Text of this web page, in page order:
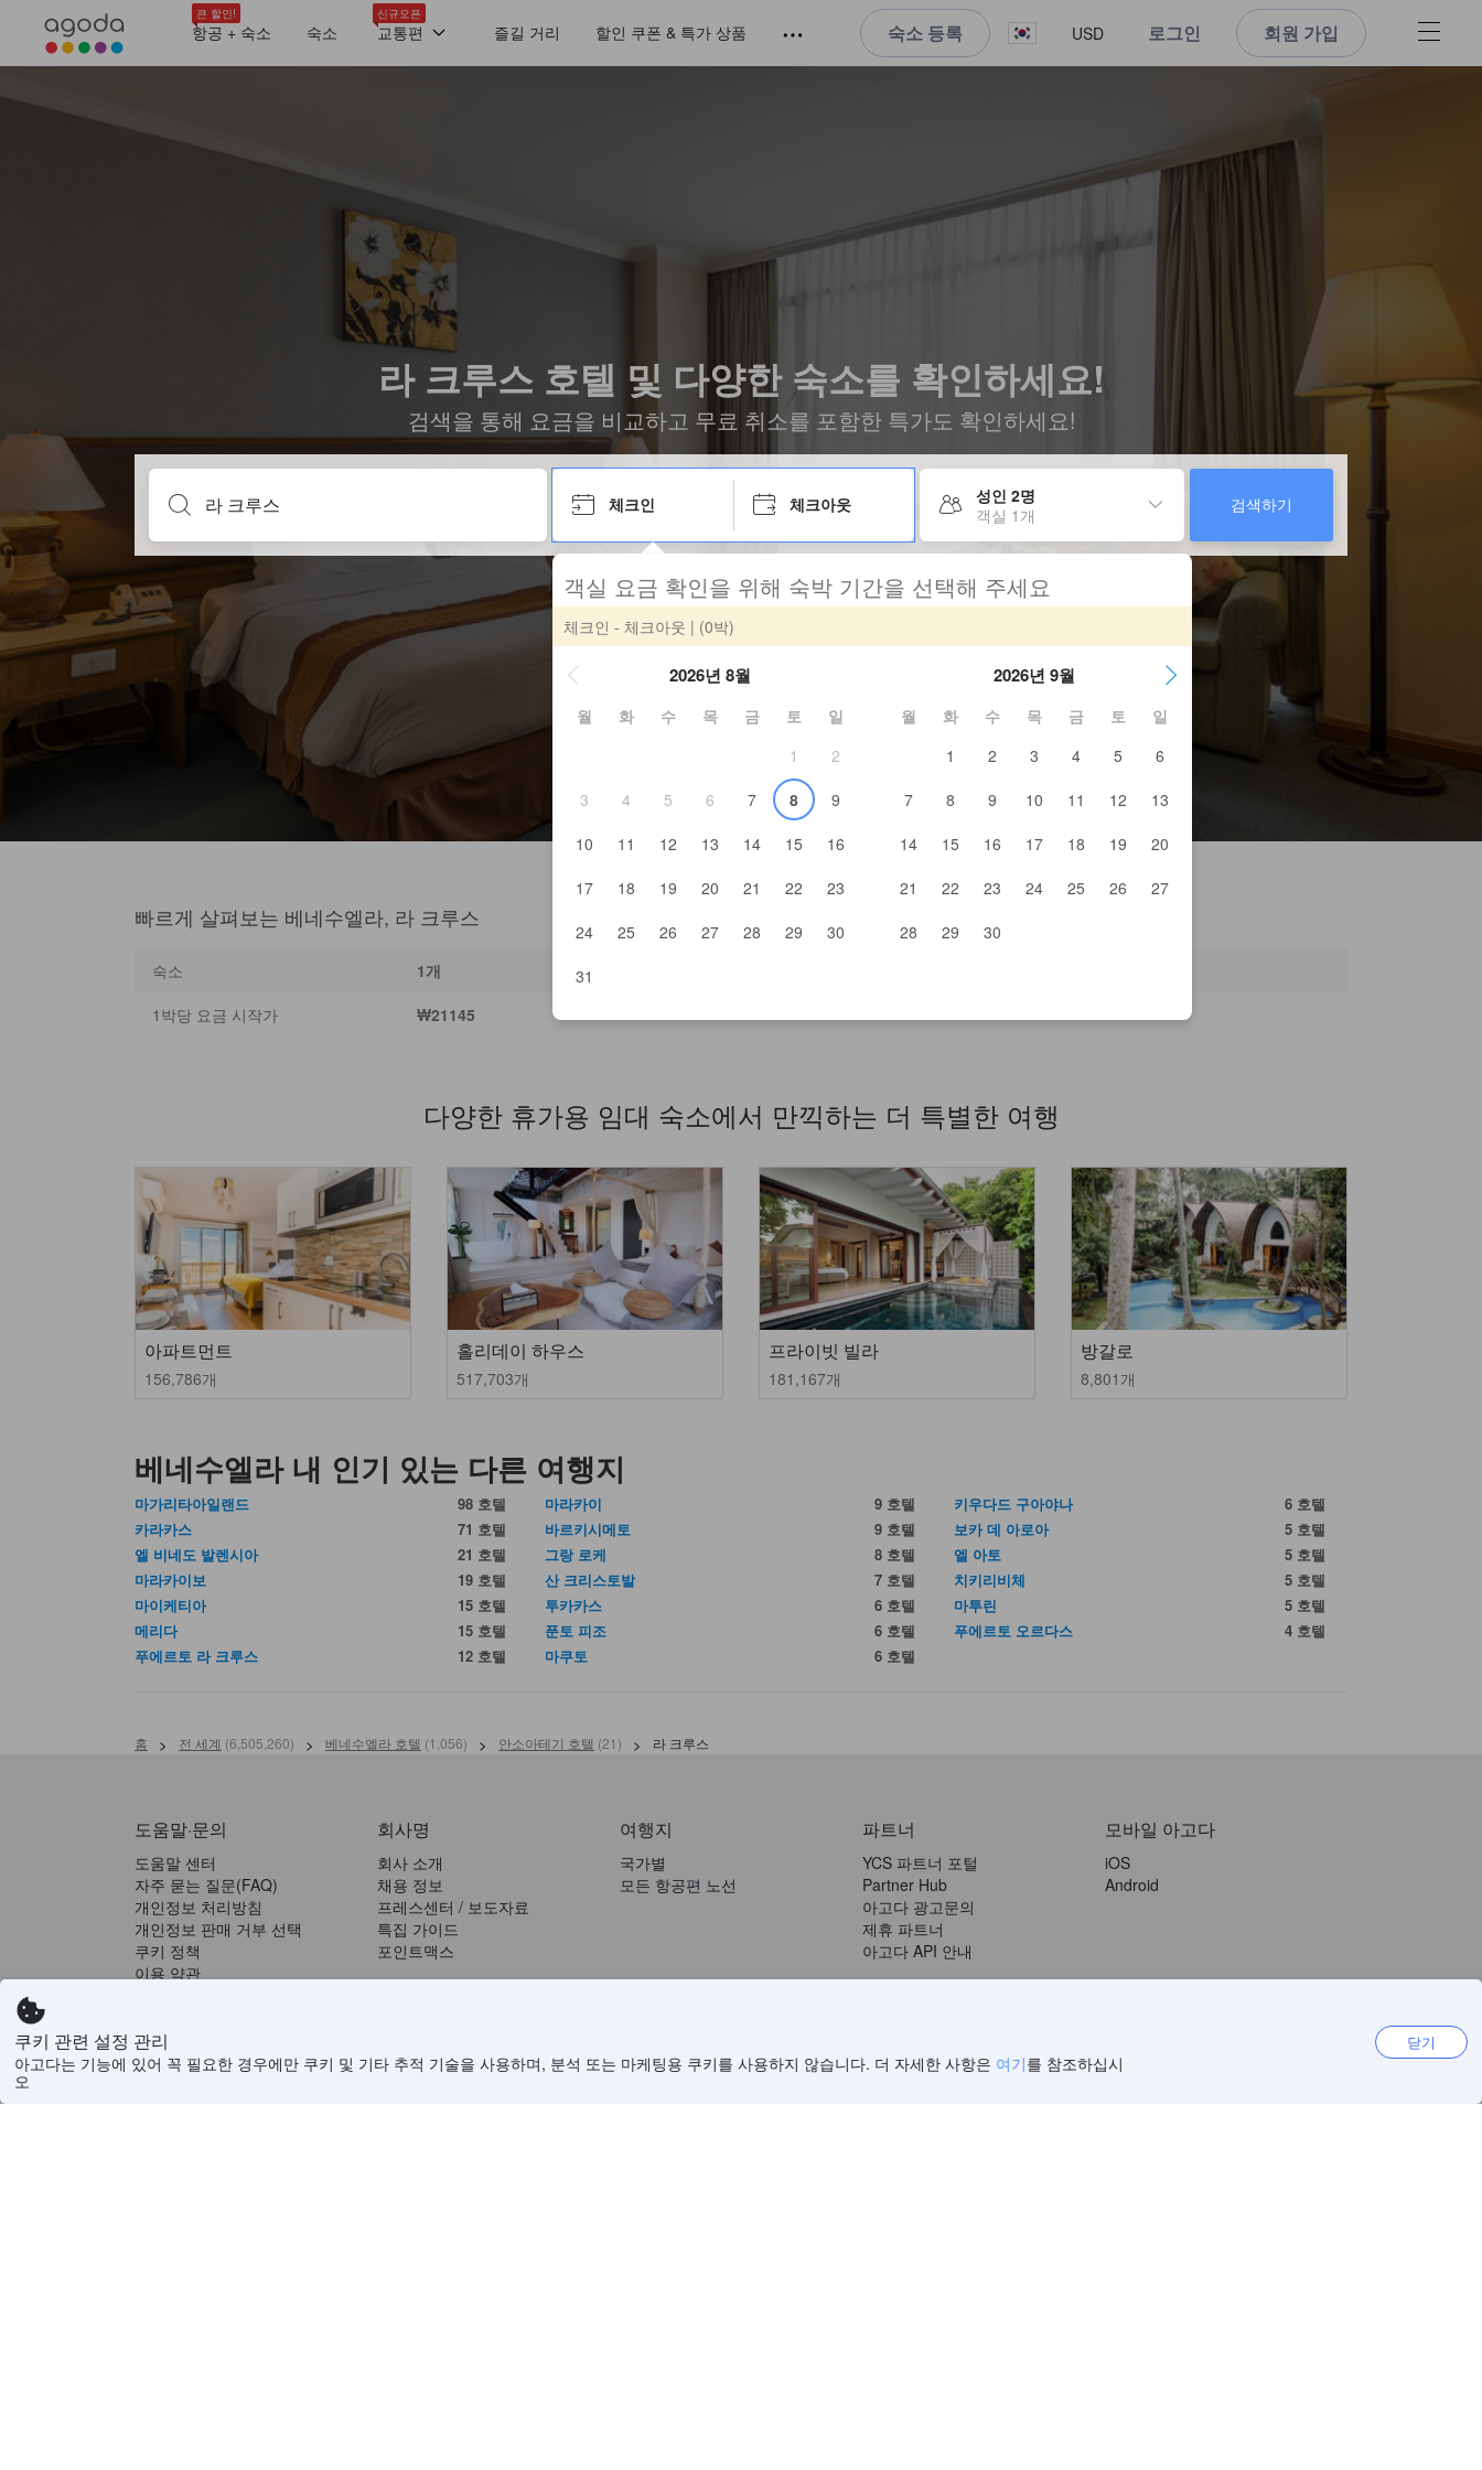
쿠키 관련 설정 관리
아고다는 기능에 있어 꼭 필요한 경우에만 쿠키 및 기타 추적 기술을 사용하며, 분석 또는 마케팅용 쿠키를 사용하지 않습니다. 더 자세한 사항은 여기를 참조하십시
오
닫기
큰 할인!
항공 + 숙소 숙소
신규오픈
교통편 즐길 거리 할인 쿠폰 & 특가 상품 숙소 등록 USD 로그인 회원 가입
라 크루스 호텔 및 다양한 숙소를 확인하세요!
검색을 통해 요금을 비교하고 무료 취소를 포함한 특가도 확인하세요!
체크인 체크아웃
성인 2명
객실 1개
검색하기
객실 요금 확인을 위해 숙박 기간을 선택해 주세요
체크인 - 체크아웃 | (0박)
2026년 8월
월 화 수 목 금 토
일
1
2
3
4 5 6 7 8
9
10
11 12 13 14 15
16
17
18 19 20 21 22
23
24
25 26 27 28 29
30
31
2026년 9월
월 화 수 목 금 토
일
1
2 3 4 5
6
7
8 9 10 11 12
13
14
15 16 17 18 19
20
21
22 23 24 25 26
27
28
29 30
빠르게 살펴보는 베네수엘라, 라 크루스
숙소
1개
1박당 요금 시작가
₩21145
다양한 휴가용 임대 숙소에서 만끽하는 더 특별한 여행
아파트먼트
156,786개
홀리데이 하우스
517,703개
프라이빗 빌라
181,167개
방갈로
8,801개
베네수엘라 내 인기 있는 다른 여행지
마가리타아일랜드
98 호텔
카라카스
71 호텔
엘 비네도 발렌시아
21 호텔
마라카이보
19 호텔
마이케티아
15 호텔
메리다
15 호텔
푸에르토 라 크루스
12 호텔
마라카이
9 호텔
바르키시메토
9 호텔
그랑 로케
8 호텔
산 크리스토발
7 호텔
투카카스
6 호텔
푼토 피조
6 호텔
마쿠토
6 호텔
키우다드 구아야나
6 호텔
보카 데 아로아
5 호텔
엘 아토
5 호텔
치키리비체
5 호텔
마투린
5 호텔
푸에르토 오르다스
4 호텔
홈 > 전 세계 (6,505,260) > 베네수엘라 호텔 (1,056) > 안소아테기 호텔 (21 ) > 라 크루스
도움말·문의
도움말 센터
자주 묻는 질문(FAQ)
개인정보 처리방침
개인정보 판매 거부 선택
쿠키 정책
이용 약관
현대판 노예 제도 반대 성명
회사명
회사 소개
채용 정보
프레스센터 / 보도자료
특집 가이드
포인트맥스
여행지
국가별
모든 항공편 노선
파트너
YCS 파트너 포털
Partner Hub
아고다 광고문의
제휴 파트너
아고다 API 안내
모바일 아고다
iOS
Android